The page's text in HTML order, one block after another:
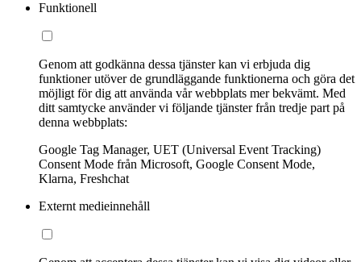
Funktionell
Genom att godkänna dessa tjänster kan vi erbjuda dig
funktioner utöver de grundläggande funktionerna och göra det
möjligt för dig att använda vår webbplats mer bekvämt. Med
ditt samtycke använder vi följande tjänster från tredje part på
denna webbplats:
Google Tag Manager, UET (Universal Event Tracking)
Consent Mode från Microsoft, Google Consent Mode,
Klarna, Freshchat
Externt medieinnehåll